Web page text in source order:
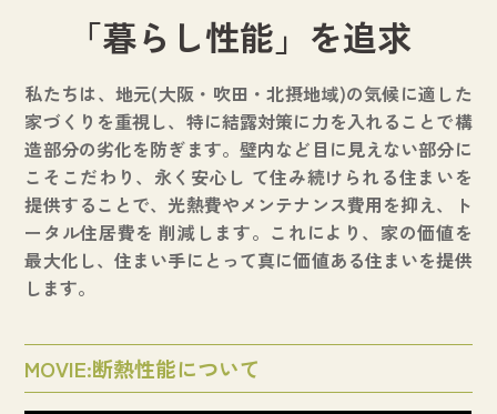
「暮らし性能」を追求
私たちは、地元(大阪・吹田・北摂地域)の気候に適した
家づくりを重視し、特に結露対策に力を入れることで構
造部分の劣化を防ぎます。壁内など目に見えない部分に
こそこだわり、永く安心し て住み続けられる住まいを
提供することで、光熱費やメンテナンス費用を抑え、ト
ータル住居費を 削減します。これにより、家の価値を
最大化し、住まい手にとって真に価値ある住まいを提供
します。
MOVIE:断熱性能について